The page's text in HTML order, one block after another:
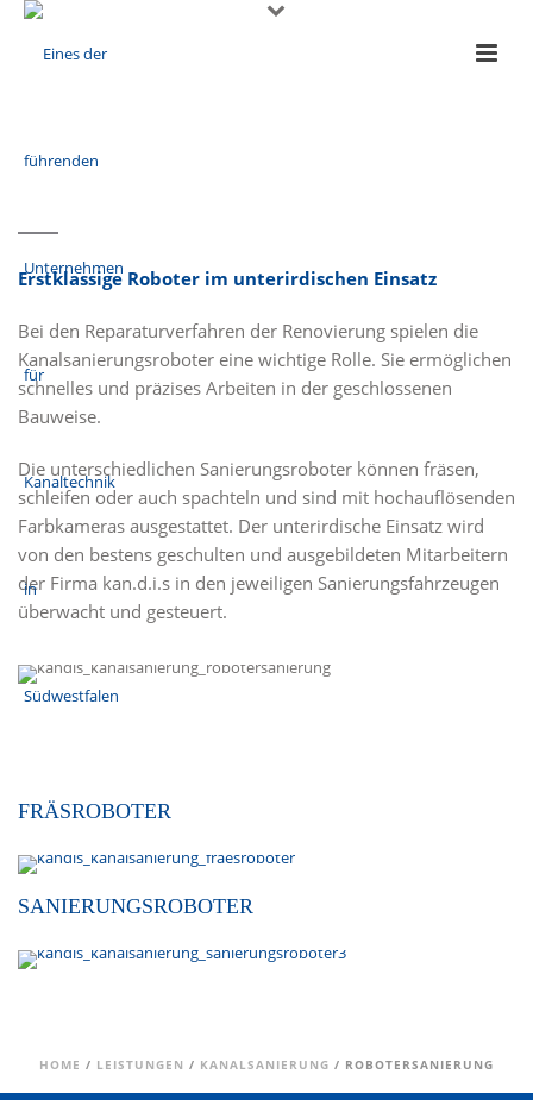
Erstklassige Roboter im unterirdischen Einsatz
Bei den Reparaturverfahren der Renovierung spielen die
Kanalsanierungsroboter eine wichtige Rolle. Sie ermöglichen
schnelles und präzises Arbeiten in der geschlossenen
Bauweise.
Die unterschiedlichen Sanierungsroboter können fräsen,
schleifen oder auch spachteln und sind mit hochauflösenden
Farbkameras ausgestattet. Der unterirdische Einsatz wird
von den bestens geschulten und ausgebildeten Mitarbeitern
der Firma kan.d.i.s in den jeweiligen Sanierungsfahrzeugen
überwacht und gesteuert.
FRÄSROBOTER
SANIERUNGSROBOTER
HOME / LEISTUNGEN / KANALSANIERUNG / ROBOTERSANIERUNG